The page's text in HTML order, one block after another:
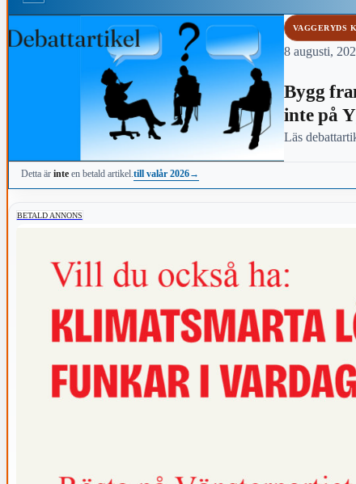
VAGGERYDS
8 augusti,
Bygg
inte på
Läs
Detta ärinte en betald artikel.till valår 2026→
BETALD ANNONS